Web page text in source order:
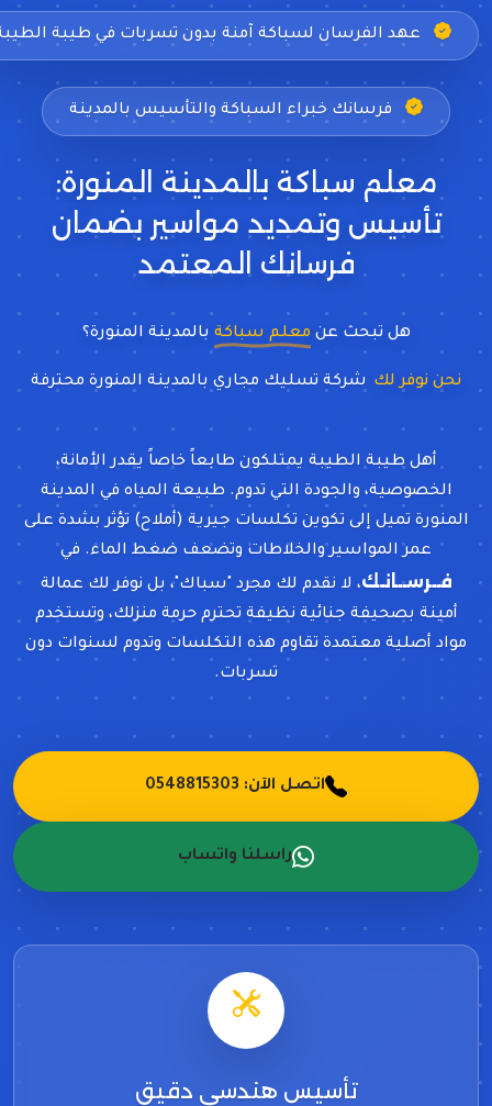
عهد الفرسان لسباكة آمنة بدون تسربات في طيبة
فرسانك خبراء السباكة والتأسيس بالمدينة
معلم سباكة بالمدينة المنورة:
تأسيس وتمديد مواسير بضمان
فرسانك المعتمد
هل تبحث عن معلم سباكة بالمدينة المنورة؟
نحن نوفر لك شركة تسليك مجاري بالمدينة المنورة محترفة
أهل طيبة الطيبة يمتلكون طابعاً خاصاً يقدر الأمانة،
الخصوصية، والجودة التي تدوم. طبيعة المياه في المدينة
المنورة تميل إلى تكوين تكلسات جيرية (أملاح) تؤثر بشدة على
عمر المواسير والخلاطات وتضعف ضغط الماء. في
فــرســانـك، لا نقدم لك مجرد "سباك"، بل نوفر لك عمالة
أمينة بصحيفة جنائية نظيفة تحترم حرمة منزلك، وتستخدم
مواد أصلية معتمدة تقاوم هذه التكلسات وتدوم لسنوات دون
تسربات.
اتصل الآن: 0548815303
راسلنا واتساب
تأسيس هندسي دقيق